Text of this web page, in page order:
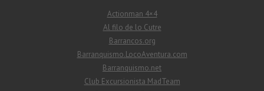
Actionman 4×4
Al filo de lo Cutre
Barrancos.org
Barranquismo.LocoAventura.com
Barranquismo.net
Club Excursionista MadTeam